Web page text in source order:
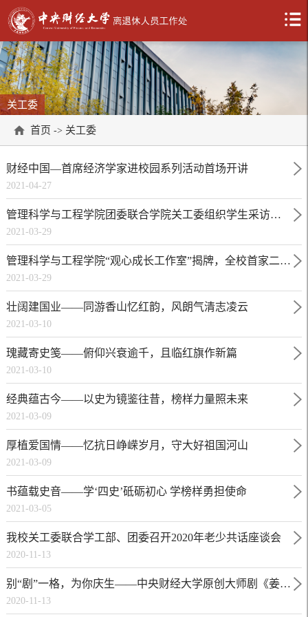
关工委
首页 -> 关工委
财经中国—首席经济学家进校园系列活动首场开讲
2021-04-27
管理科学与工程学院团委联合学院关工委组织学生采访抗疫一线医生
2021-03-29
管理科学与工程学院“观心成长工作室”揭牌，全校首家二级心理工作站成立
2021-03-29
壮阔建国业——同游香山忆红韵，风朗气清志凌云
2021-03-10
瑰藏寄史笺——俯仰兴衰逾千，且临红旗作新篇
2021-03-10
经典蕴古今——以史为镜鉴往昔，榜样力量照未来
2021-03-09
厚植爱国情——忆抗日峥嵘岁月，守大好祖国河山
2021-03-09
书蕴载史音——学‘四史’砥砺初心 学榜样勇担使命
2021-03-05
我校关工委联合学工部、团委召开2020年老少共话座谈会
2020-11-13
别“剧”一格，为你庆生——中央财经大学原创大师剧《姜维壮》首演
2020-11-13